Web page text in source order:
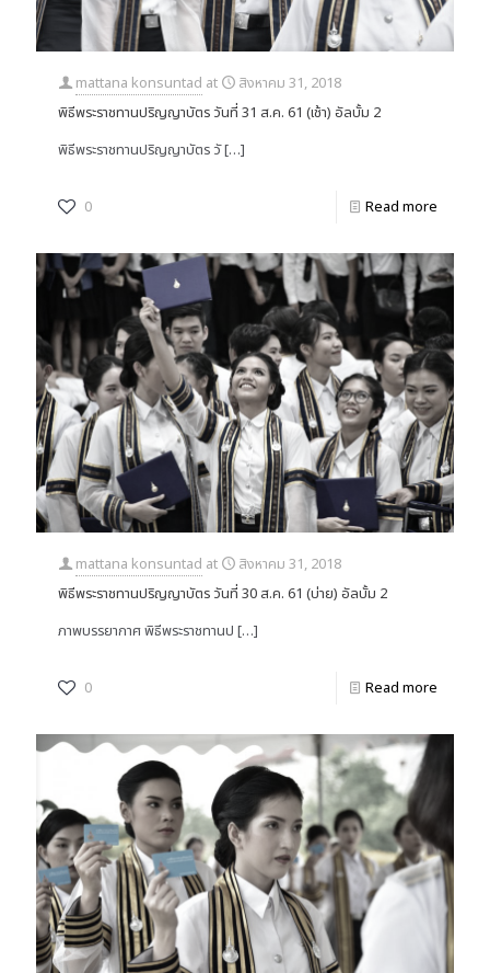
mattana konsuntad at
สิงหาคม 31, 2018
พิธีพระราชทานปริญญาบัตร วันที่ 31 ส.ค. 61 (เช้า) อัลบั้ม 2
พิธีพระราชทานปริญญาบัตร วั[…]
0 Read more
mattana konsuntad at
สิงหาคม 31, 2018
พิธีพระราชทานปริญญาบัตร วันที่ 30 ส.ค. 61 (บ่าย) อัลบั้ม 2
ภาพบรรยากาศ พิธีพระราชทานป […]
0 Read more